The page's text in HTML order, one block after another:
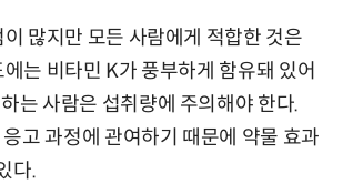
많지만 모든 사람에게 적합한 것은
는 비타민 K가 풍부하게 함유돼 있어
는 사람은 섭취량에 주의해야 한다.
고 과정에 관여하기 때문에 약물 효과
다.